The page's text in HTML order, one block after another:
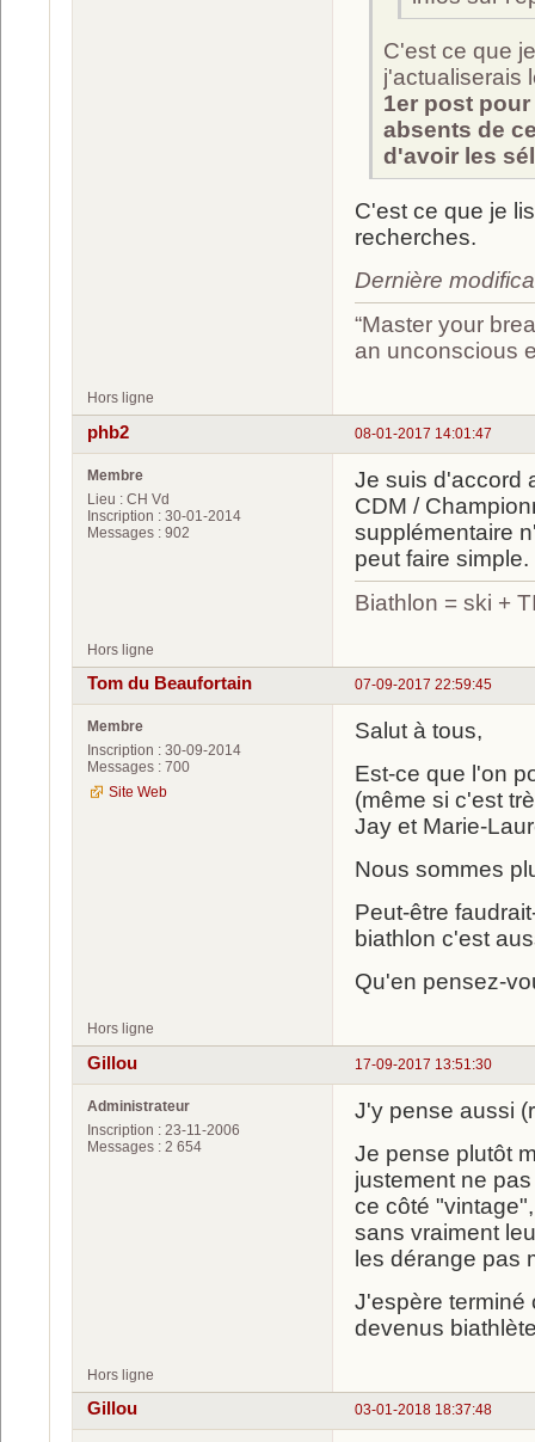
C'est ce que
j'actualiserais
1er post
absents de
d'avoir les
C'est ce que je
recherches.
Dernière
“Master your
an unconscious
Hors ligne
08-01-2017 14:01:47
phb2
Membre
Lieu : CH Vd
Inscription : 30-01-2014
Messages : 902
Je suis d'accord
CDM /
supplémentaire
peut faire simple.
Biathlon = ski
Hors ligne
07-09-2017 22:59:45
Tom du Beaufortain
Membre
Inscription : 30-09-2014
Messages : 700
Site Web
Salut à tous,
Est-ce que l'on
(même si c'est
Jay et Marie-
Nous sommes
Peut-être
biathlon c'est
Qu'en pensez-
Hors ligne
17-09-2017 13:51:30
Gillou
Administrateur
Inscription : 23-11-2006
Messages : 2 654
J'y pense aussi
Je pense plutôt
justement ne
ce côté
sans vraiment
les dérange pas
J'espère terminé
devenus
Hors ligne
03-01-2018 18:37:48
Gillou